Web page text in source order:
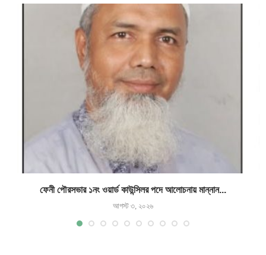
ফেনী পৌরসভার ১নং ওয়ার্ড কাউন্সিলর পদে আলোচনায় মান্নান...
আগস্ট ৩, ২০২৬